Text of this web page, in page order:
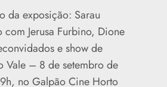
da exposição: Sarau
Jerusa Furbino, Dione
e show de
Vale – 8 de setembro de
no Galpão Cine Horto